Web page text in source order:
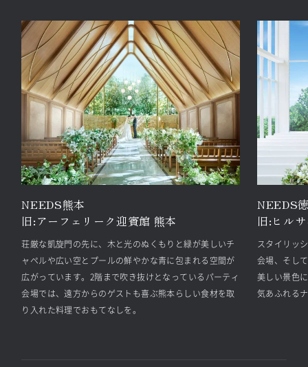
NEEDS熊本
旧:アーフェリーク迎賓館 熊本
荘厳な凱旋門の先に、木と光のぬくもりと緑が美しいチ
ャペルや広い空とプールの鮮やかな青に包まれる空間が
広がっています。2階まで吹き抜けとなっているパーティ
会場では、遠方からのゲストも喜ぶ熊本らしい食材を取
り入れた料理でおもてなしを。
NEEDS
旧:ヒル
スタイリッ
会場、そし
美しい景色
気あふれる